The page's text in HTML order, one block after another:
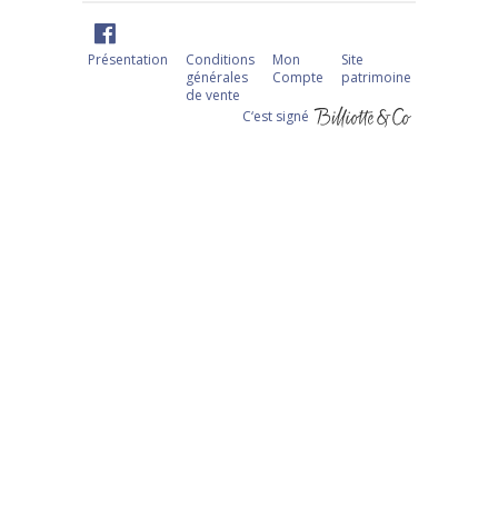
Présentation
Conditions
générales
de vente
Mon
Compte
Site
patrimoine
C‘est signé